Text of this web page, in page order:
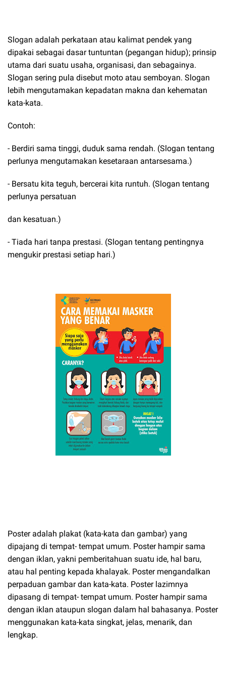
Slogan adalah perkataan atau kalimat pendek yang
dipakai sebagai dasar tuntuntan (pegangan hidup); prinsip
utama dari suatu usaha, organisasi, dan sebagainya.
Slogan sering pula disebut moto atau semboyan. Slogan
lebih mengutamakan kepadatan makna dan kehematan
kata-kata.
Contoh:
- Berdiri sama tinggi, duduk sama rendah. (Slogan tentang
perlunya mengutamakan kesetaraan antarsesama.)
- Bersatu kita teguh, bercerai kita runtuh. (Slogan tentang
perlunya persatuan
dan kesatuan.)
- Tiada hari tanpa prestasi. (Slogan tentang pentingnya
mengukir prestasi setiap hari.)
Poster adalah plakat (kata-kata dan gambar) yang
dipajang di tempat- tempat umum. Poster hampir sama
dengan iklan, yakni pemberitahuan suatu ide, hal baru,
atau hal penting kepada khalayak. Poster mengandalkan
perpaduan gambar dan kata-kata. Poster lazimnya
dipasang di tempat- tempat umum. Poster hampir sama
dengan iklan ataupun slogan dalam hal bahasanya. Poster
menggunakan kata-kata singkat, jelas, menarik, dan
lengkap.